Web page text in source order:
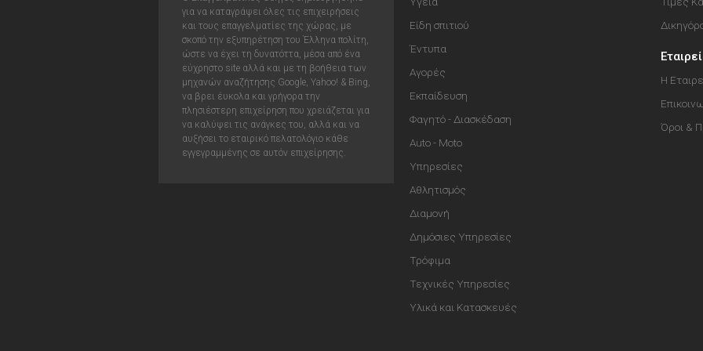
για να καταγράψει όλες τις επιχειρήσεις
και τους επαγγελματίες της χώρας, με
σκοπό την εξυπηρέτηση του Έλληνα πολίτη,
ώστε να έχει τη δυνατόττα, μέσα από ένα
εύχρηστο site αλλά και με τη βοήθεια των
μηχανών αναζήτησης Google, Yahoo! & Bing,
να βρει έυκολα και γρήγορα την
πλησιέστερη επιχείρηση που χρειάζεται για
να καλύψει τις ανάγκες του, αλλά και να
αυξήσει το εταιρικό πελατολόγιο κάθε
εγγεγραμμένης σε αυτόν επιχείρησης.
Είδη σπιτιού
Έντυπα
Αγορές
Εκπαίδευση
Φαγητό - Διασκέδαση
Auto - Moto
Υπηρεσίες
Αθλητισμός
Διαμονή
Δημόσιες Υπηρεσίες
Τρόφιμα
Τεχνικές Υπηρεσίες
Υλικά και Κατασκευές
Η
Όροι &